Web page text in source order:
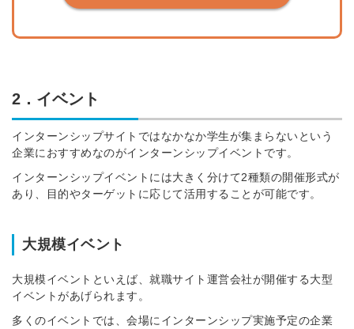
2．イベント
インターンシップサイトではなかなか学生が集まらないという
企業におすすめなのがインターンシップイベントです。
インターンシップイベントには大きく分けて2種類の開催形式が
あり、目的やターゲットに応じて活用することが可能です。
大規模イベント
大規模イベントといえば、就職サイト運営会社が開催する大型
イベントがあげられます。
多くのイベントでは、 会場にインターンシップ実施予定の企業